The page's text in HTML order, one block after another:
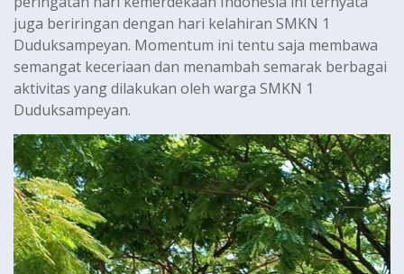
juga beriringan dengan hari kelahiran SMKN 1
Duduksampeyan. Momentum ini tentu saja membawa
semangat keceriaan dan menambah semarak berbagai
aktivitas yang dilakukan oleh warga SMKN 1
Duduksampeyan.